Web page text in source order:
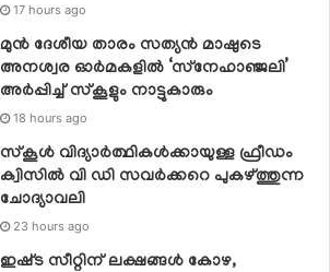
17 hours ago
മുൻ ദേശീയ താരം സത്യൻ മാഷുടെ
അനശ്വര ഓർമകളിൽ ‘സ്‌നേഹാഞ്ജലി’
അർപ്പിച്ച് സ്കൂളും നാട്ടുകാരും
18 hours ago
സ്‌കൂള്‍ വിദ്യാര്‍ത്ഥികള്‍ക്കായുള്ള ഫ്രീഡം
ക്വിസില്‍ വി ഡി സവര്‍ക്കറെ പുകഴ്ത്തുന്ന
ചോദ്യാവലി
23 hours ago
ഇഷ്‌ട സീറ്റിന് ലക്ഷങ്ങൾ കോഴ,